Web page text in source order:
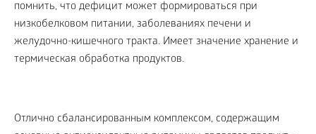
помнить, что дефицит может формироваться при
низкобелковом питании, заболеваниях печени и
желудочно-кишечного тракта. Имеет значение хранение и
термическая обработка продуктов.
Отлично сбалансированным комплексом, содержащим